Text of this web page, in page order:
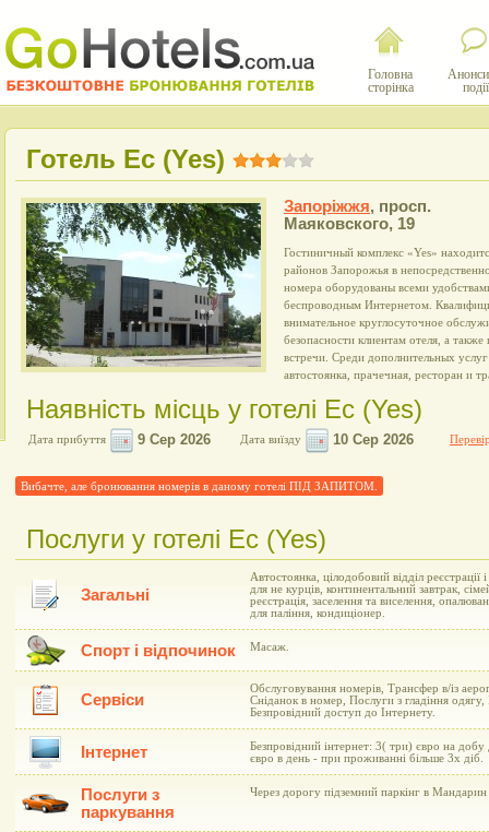
Головна
сторінка
події
Готель Ес (Yes)
Запоріжжя, просп.
Маяковского, 19
Гостиничный комплекс «Yes»
районов Запорожья в
номера оборудованы всеми
беспроводным Интернетом.
внимательное круглосуточное
безопасности клиентам отеля, а
встречи. Среди дополнительных
автостоянка, прачечная, ресторан и
Наявність місць у готелі Ес (Yes)
Дата прибуття Дата виїзду
Вибачте, але бронювання номерів в даному готелі ПІД ЗАПИТОМ.
Послуги у готелі Ес (Yes)
Загальні
Автостоянка, цілодобовий відділ
для не курців, континентальний завтрак,
реєстрація, заселення та виселення,
для паління, кондиціонер.
Спорт і відпочинок Масаж.
Сервіси
Обслуговування номерів, Трансфер в/із
Сніданок в номер, Послуги з гладіння
Безпровідний доступ до Інтернету.
Інтернет
Безпровідний інтернет: 3( три) євро на
євро в день - при проживанні більше 3х діб.
Послуги з
паркування
Через дорогу підземний паркінг в